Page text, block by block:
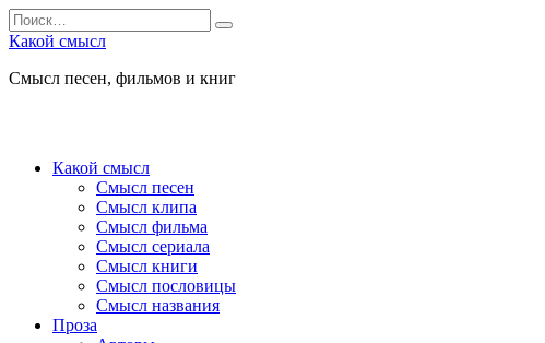
Перейти
к
Search
for:
Какой смысл
Смысл песен, фильмов и книг
Какой смысл
Смысл песен
Смысл клипа
Смысл фильма
Смысл сериала
Смысл книги
Смысл пословицы
Смысл названия
Проза